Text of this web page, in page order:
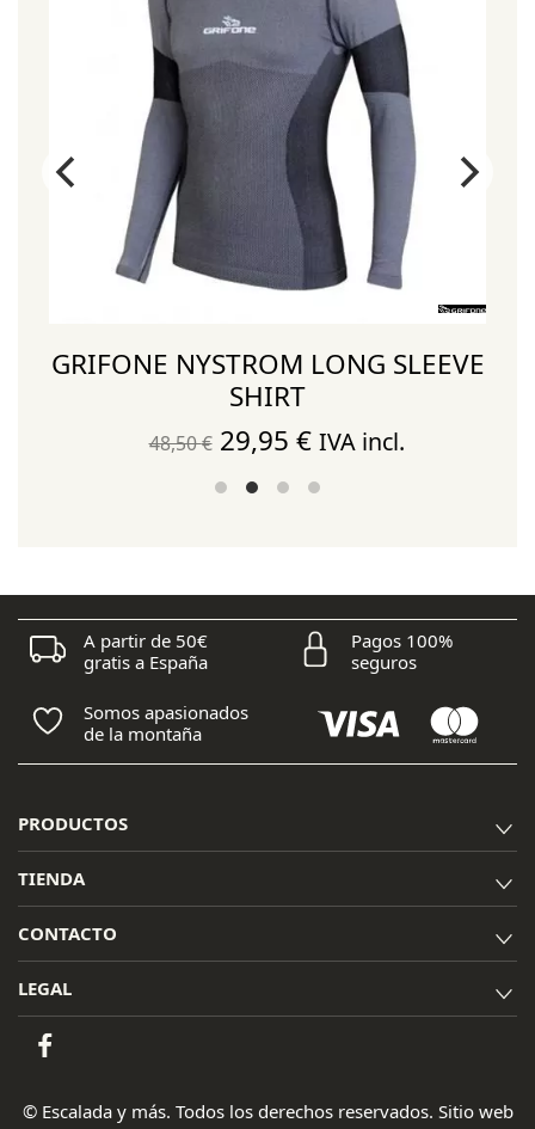
GRIFONE NYSTROM LONG SLEEVE
SHIRT
48,50€ El
precio
48,50 €.
29,95 €El
precio
29,95 €.
IVA incl.
A partir de 50€
gratis a España
Pagos 100%
seguros
Somos apasionados
de la montaña
PRODUCTOS
TIENDA
CONTACTO
LEGAL
© Escalada y más. Todos los derechos reservados. Sitio web